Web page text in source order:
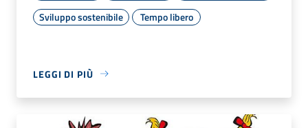
Sviluppo sostenibile
Tempo libero
LEGGI DI PIÙ